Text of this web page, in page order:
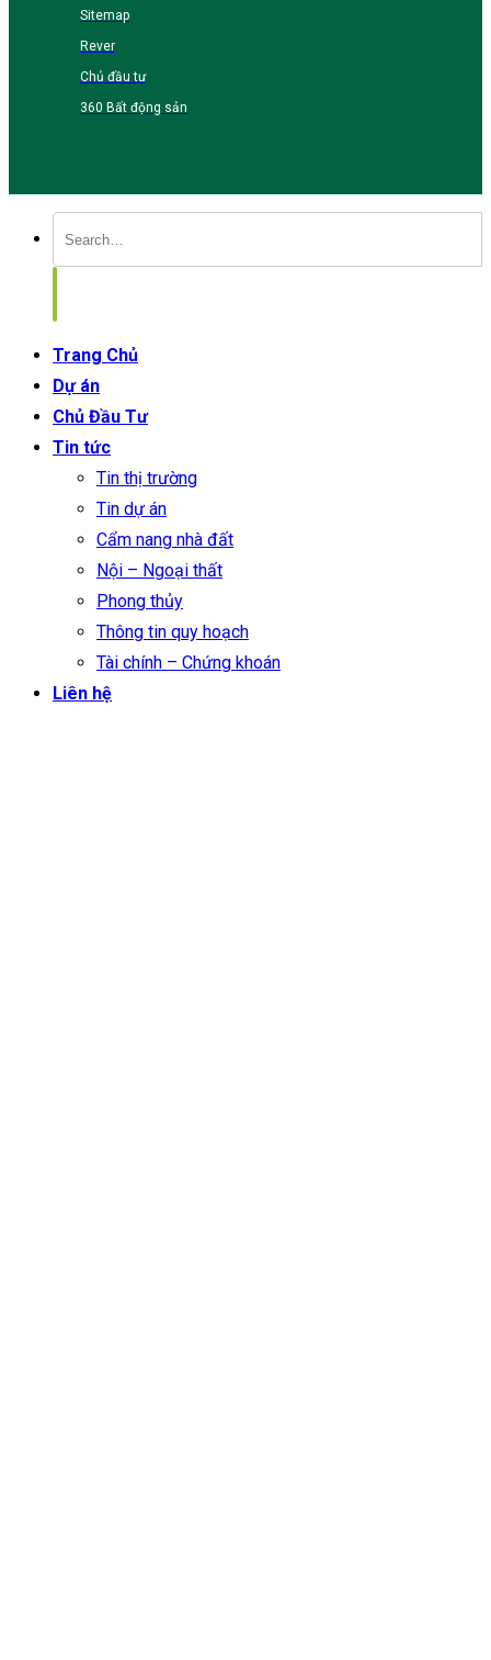
Sitemap
Rever
Chủ đầu tư
360 Bất động sản
Trang Chủ
Dự án
Chủ Đầu Tư
Tin tức
Tin thị trường
Tin dự án
Cẩm nang nhà đất
Nội – Ngoại thất
Phong thủy
Thông tin quy hoạch
Tài chính – Chứng khoán
Liên hệ